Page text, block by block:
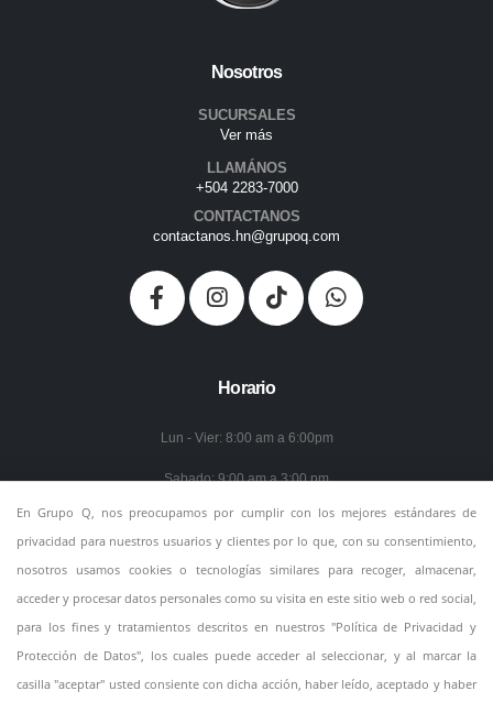
Nosotros
SUCURSALES
Ver más
LLAMÁNOS
+504 2283-7000
CONTACTANOS
contactanos.hn@grupoq.com
Horario
Lun - Vier: 8:00 am a 6:00pm
Sabado: 9:00 am a 3:00 pm
Domingo: Cerrado
En Grupo Q, nos preocupamos por cumplir con los mejores estándares de
privacidad para nuestros usuarios y clientes por lo que, con su consentimiento,
nosotros usamos cookies o tecnologías similares para recoger, almacenar,
acceder y procesar datos personales como su visita en este sitio web o red social,
para los fines y tratamientos descritos en nuestros "Política de Privacidad y
Protección de Datos", los cuales puede acceder al seleccionar, y al marcar la
casilla "aceptar" usted consiente con dicha acción, haber leído, aceptado y haber